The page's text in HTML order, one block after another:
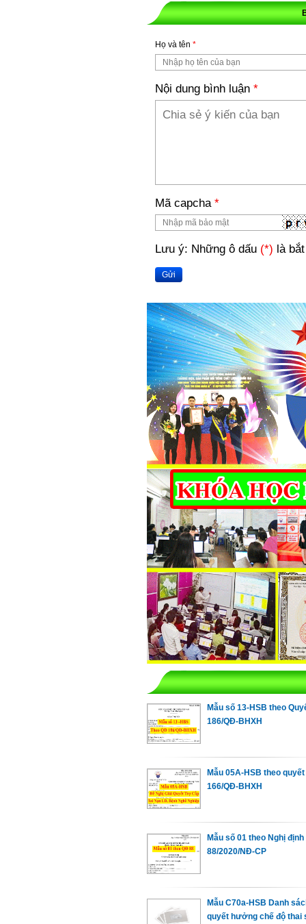
Họ và tên *
Nội dung bình luận *
Mã capcha *
Lưu ý: Những ô dấu (*) là
Gửi
Mẫu số 13-HSB theo
186/QĐ-BHXH
Mẫu 05A-HSB theo
166/QĐ-BHXH
Mẫu số 01 theo Nghị định
88/2020/NĐ-CP
Mẫu C70a-HSB Danh
quyết hưởng chế độ thai